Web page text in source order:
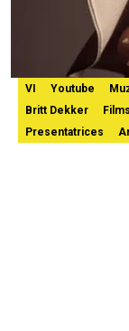
VI Youtube
Britt Dekker
Films
Presentatrices